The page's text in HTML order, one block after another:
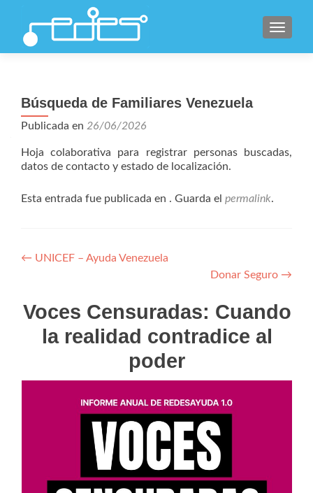
Búsqueda de Familiares Venezuela
Publicada en 26/06/2026
Hoja colaborativa para registrar personas buscadas,
datos de contacto y estado de localización.
Esta entrada fue publicada en . Guarda el permalink.
Navegación
entradas
← UNICEF – Ayuda Venezuela
Donar Seguro →
Voces Censuradas: Cuando
la realidad contradice al
poder